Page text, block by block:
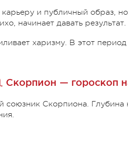
и публичный образ,
начинает давать результат.
харизму. В этот
Скорпион — гороскоп
Скорпиона. Глубина